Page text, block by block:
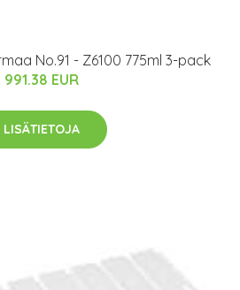
No.91 - Z6100 775ml 3-pack
991.38 EUR
LISÄTIETOJA